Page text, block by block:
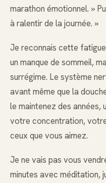
marathon émotionnel. »
à ralentir de la journée. »
Je reconnais cette fatigue
un manque de sommeil,
surrégime. Le système
avant même que la
le maintenez des années,
votre concentration,
ceux que vous aimez.
Je ne vais pas vous
minutes avec méditation,